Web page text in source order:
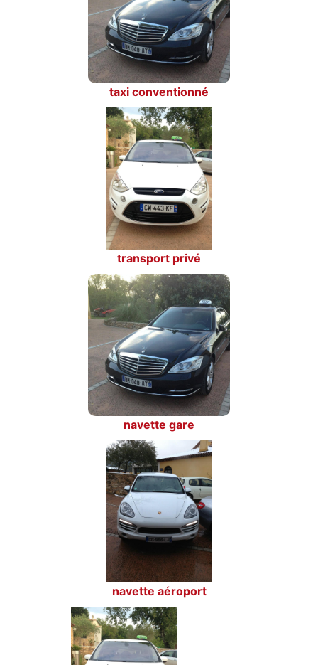
taxi conventionné
transport privé
navette gare
navette aéroport